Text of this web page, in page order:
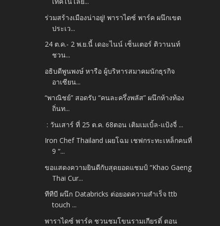
ร่วมสร้างเมืองน่าอยู่! พาราไดซ์ พาร์ค ผนึกเขต
ประเว...
24 ต.ค.- 2 พ.ย.นี้ เดอะไนน์ เซ็นเตอร์ ติวานนท์
ชวน...
อธิบดีพูนพงษ์ หารือ ผู้บริหารสมาคมนักธุรกิจ
อาเซียน...
“พาณิชย์” สอดรับ “คนละครึ่งพลัส” ผนึกห้างท้อง
ถิ่นท...
: วันเสาร์ ที่ 25 ต.ค. 68ตอน เติมเมเบิ้ล-แป้งจี่ ...
Iron Chef Thailand เผยโฉม เชฟกระทะเหล็กคนที่
9 “...
ขอแสดงความยินดีกับสุดยอดแชมป์ “Khao Gaeng
Thai Cur...
ทีทีบี ผนึก Databricks ต่อยอดความสำเร็จ ttb
touch ...
พาราไดซ์ พาร์ค ชวนชมโขนรามเกียรติ์ ตอน